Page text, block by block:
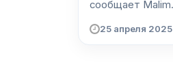
25 апреля 2025